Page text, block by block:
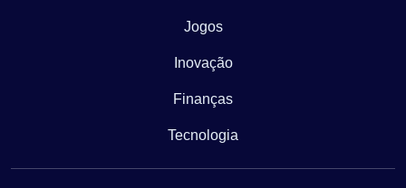
Jogos
Inovação
Finanças
Tecnologia